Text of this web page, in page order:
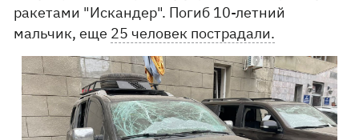
ракетами "Искандер". Погиб 10-летний
мальчик, еще 25 человек пострадали.